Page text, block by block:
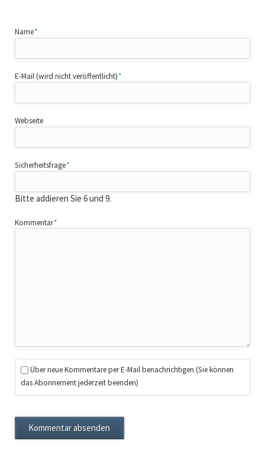
Pflichtfeld
Name*
Pflichtfeld
E-Mail (wird nicht veröffentlicht)*
Webseite
Pflichtfeld
Sicherheitsfrage*
Bitte addieren Sie 6 und 9.
Pflichtfeld
Kommentar*
Über neue Kommentare per E-Mail benachrichtigen (Sie können
das Abonnement jederzeit beenden)
Kommentar absenden